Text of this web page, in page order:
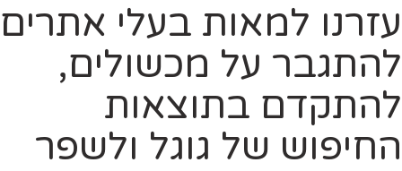
עזרנו למאות בעלי אתרים
להתגבר על מכשולים,
להתקדם בתוצאות
החיפוש של גוגל ולשפר